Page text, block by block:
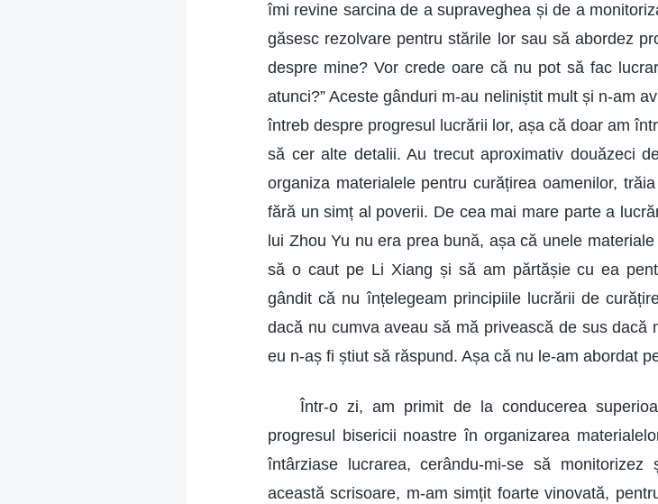
îmi revine sarcina de a supraveghea și de a
găsesc rezolvare pentru stările lor sau să abordez
despre mine? Vor crede oare că nu pot să fac
atunci?” Aceste gânduri m-au neliniștit mult și n-am
întreb despre progresul lucrării lor, așa că doar am
să cer alte detalii. Au trecut aproximativ douăzeci
organiza materialele pentru curățirea oamenilor,
fără un simț al poverii. De cea mai mare parte a
lui Zhou Yu nu era prea bună, așa că unele
să o caut pe Li Xiang și să am părtășie cu ea
gândit că nu înțelegeam principiile lucrării de
dacă nu cumva aveau să mă privească de sus
eu n-aș fi știut să răspund. Așa că nu le-am abordat
Într-o zi, am primit de la conducerea
progresul bisericii noastre în organizarea
întârziase lucrarea, cerându-mi-se să
această scrisoare, m-am simțit foarte vinovată,